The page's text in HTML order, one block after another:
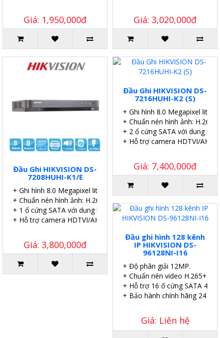
Giá: 1,950,000đ Giá: 3,020,000đ
Đầu Ghi HIKVISION DS-
7208HUHI-K1/E
+ Ghi hình 8.0 Megapixel lite 8 kênh.
+ Chuẩn nén hình ảnh: H.265 Pro+/H.265 Pro.
+ 1 ổ cứng SATA với dung lượng 10TB.
+ Hỗ trợ camera HDTVI/AHD/CVI/CVBS/IP.
Giá: 3,800,000đ
Đầu Ghi HIKVISION DS-
7216HUHI-K2 (S)
+ Ghi hình 8.0 Megapixel lite 8
+ Chuẩn nén hình ảnh: H.265
+ 2 ổ cứng SATA với dung
+ Hỗ trợ camera HDTVI/AHD/
Giá: 7,400,000đ
Đầu ghi hình 128 kênh
IP HIKVISION DS-
96128NI-I16
+ Độ phân giải 12MP.
+ Chuẩn nén video H.265+.
+ Hỗ trợ 16 ổ cứng SATA 4TB.
+ Bảo hành chính hãng 24
Giá: Liên hệ